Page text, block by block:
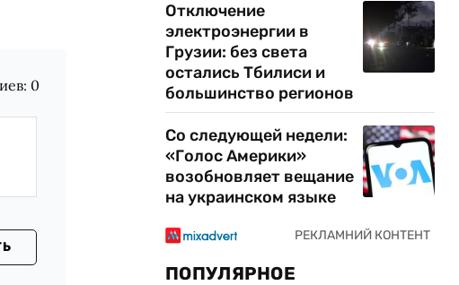
0
Отключение
электроэнергии в
Грузии: без света
остались Тбилиси и
большинство регионов
Со следующей недели:
«Голос Америки»
возобновляет вещание
на украинском языке
ПОПУЛЯРНОЕ